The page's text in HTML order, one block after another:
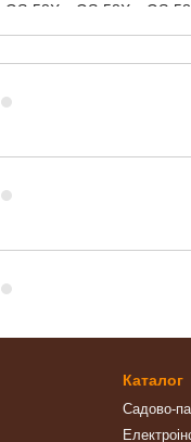
Каталог
Садово-